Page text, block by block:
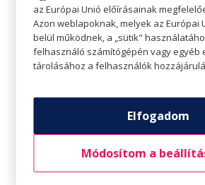
Az étrend követői ajánlják a
megfelelő pótlását.
az Európai Unió előírásainak
Azon weblapoknak, melyek az Európai
belül működnek, a „sütik"
felhasználó számítógépén vagy egyéb
tárolásához a felhasználók
Elfogadom
Módosítom a